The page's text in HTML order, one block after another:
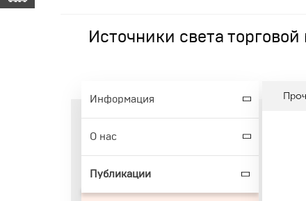
Источники света торговой
Информация
О нас
Публикации